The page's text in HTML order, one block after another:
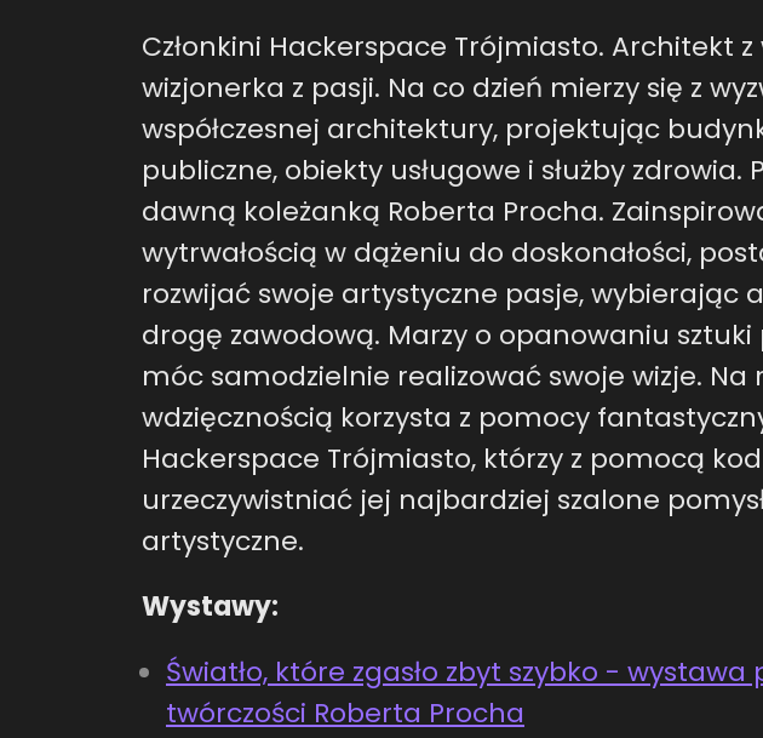
Członkini Hackerspace Trójmiasto. Architekt z
wizjonerka z pasji. Na co dzień mierzy się z
współczesnej architektury, projektując
publiczne, obiekty usługowe i służby zdrowia.
dawną koleżanką Roberta Procha.
wytrwałością w dążeniu do doskonałości,
rozwijać swoje artystyczne pasje, wybierając
drogę zawodową. Marzy o opanowaniu
móc samodzielnie realizować swoje wizje. Na
wdzięcznością korzysta z pomocy
Hackerspace Trójmiasto, którzy z pomocą
urzeczywistniać jej najbardziej szalone
artystyczne.
Wystawy:
Światło, które zgasło zbyt szybko - wystawa
twórczości Roberta Procha